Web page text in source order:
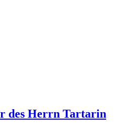
des Herrn Tartarin